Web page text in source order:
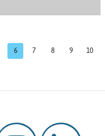
6 7 8 9 10